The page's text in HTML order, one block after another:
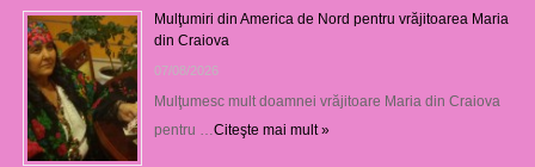
Mulţumiri din America de Nord pentru vrăjitoarea Maria
din Craiova
07/08/2026
Mulţumesc mult doamnei vrăjitoare Maria din Craiova
pentru … Citeşte mai mult »